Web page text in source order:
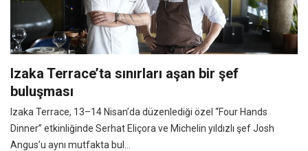
Izaka Terrace’ta sınırları aşan bir şef
buluşması
Izaka Terrace, 13–14 Nisan’da düzenlediği özel “Four Hands
Dinner” etkinliğinde Serhat Eliçora ve Michelin yıldızlı şef Josh
Angus’u aynı mutfakta bul...